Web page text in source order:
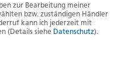
zur Bearbeitung meiner
bzw. zuständigen Händler
kann ich jederzeit mit
(Details siehe Datenschutz).